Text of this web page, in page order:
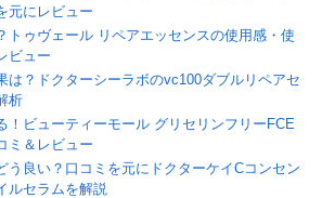
元にレビュー
トゥヴェール リペアエッセンスの使用感・使
ビュー
は？ドクターシーラボのvc100ダブルリペアセ
析
！ビューティーモール グリセリンフリーFCE
ミ＆レビュー
う良い？口コミを元にドクターケイCコンセン
ルセラムを解説